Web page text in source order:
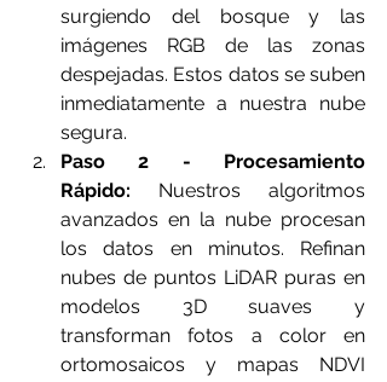
surgiendo del bosque y las
imágenes RGB de las zonas
despejadas. Estos datos se suben
inmediatamente a nuestra nube
segura.
Paso 2 - Procesamiento
Rápido: Nuestros algoritmos
avanzados en la nube procesan
los datos en minutos. Refinan
nubes de puntos LiDAR puras en
modelos 3D suaves y
transforman fotos a color en
ortomosaicos y mapas NDVI